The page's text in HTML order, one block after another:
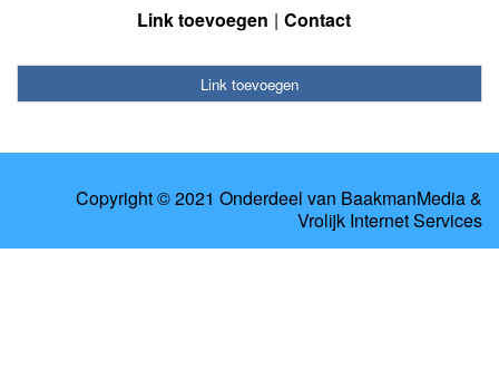
Link toevoegen Contact
Link toevoegen
Copyright © 2021 Onderdeel van BaakmanMedia&
Vrolijk Internet Services